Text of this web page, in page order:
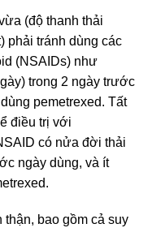
(độ thanh thải
phải tránh dùng các
(NSAIDs) như
trong 2 ngày trước
pemetrexed. Tất
điều trị với
có nửa đời thải
ngày dùng, và ít
thận, bao gồm cả suy